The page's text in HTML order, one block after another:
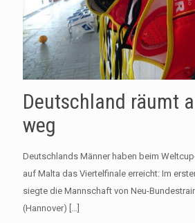
Deutschland räumt
weg
Deutschlands Männer haben beim
auf Malta das Viertelfinale erreicht: Im
siegte die Mannschaft von Neu-
(Hannover) […]